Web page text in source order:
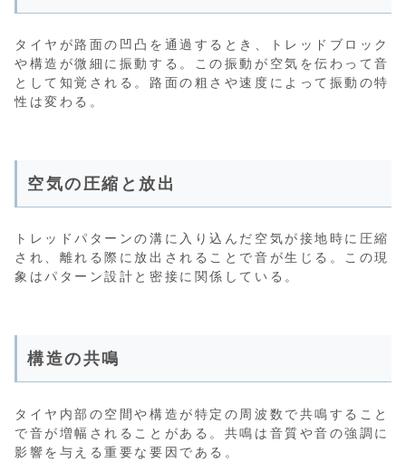
タイヤが路面の凹凸を通過するとき、トレッドブロック
や構造が微細に振動する。この振動が空気を伝わって音
として知覚される。路面の粗さや速度によって振動の特
性は変わる。
空気の圧縮と放出
トレッドパターンの溝に入り込んだ空気が接地時に圧縮
され、離れる際に放出されることで音が生じる。この現
象はパターン設計と密接に関係している。
構造の共鳴
タイヤ内部の空間や構造が特定の周波数で共鳴すること
で音が増幅されることがある。共鳴は音質や音の強調に
影響を与える重要な要因である。